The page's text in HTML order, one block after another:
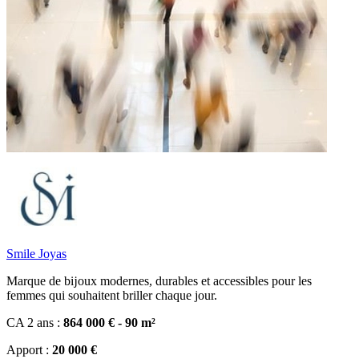
Smile Joyas
Marque de bĳoux modernes, durables et accessibles pour les
femmes qui souhaitent briller chaque jour.
CA 2 ans : 864 000 € - 90 m²
Apport : 20 000 €